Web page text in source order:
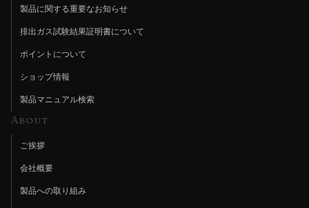
製品に関する重要なお知らせ
排出ガス試験結果証明書について
ポイントについて
ショップ情報
製品マニュアル検索
About
ご挨拶
会社概要
製品への取り組み